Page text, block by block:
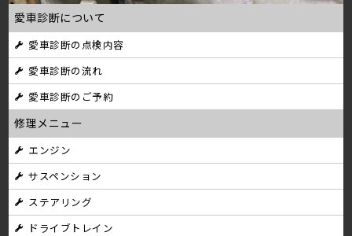
稿
ナ
ビ
ゲ
ー
シ
ョ
ン
愛車診断について
愛車診断の点検内容
愛車診断の流れ
愛車診断のご予約
修理メニュー
エンジン
サスペンション
ステアリング
ドライブトレイン